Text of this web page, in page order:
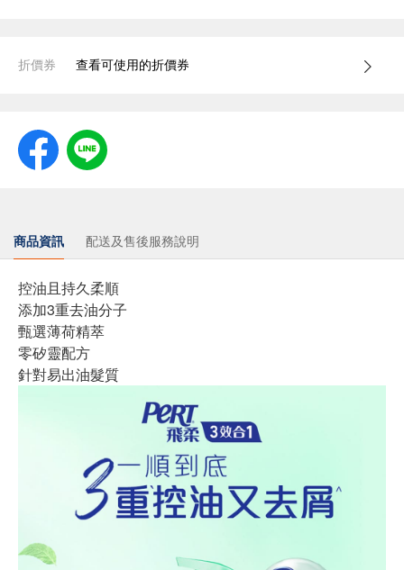
折價券 查看可使用的折價券
商品資訊 配送及售後服務說明
控油且持久柔順
添加3重去油分子
甄選薄荷精萃
零矽靈配方
針對易出油髮質